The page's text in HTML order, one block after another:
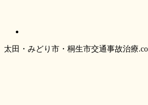
太田・ みどり 市・ 桐生市交通事故治療